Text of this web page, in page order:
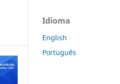
Idioma
English
Português